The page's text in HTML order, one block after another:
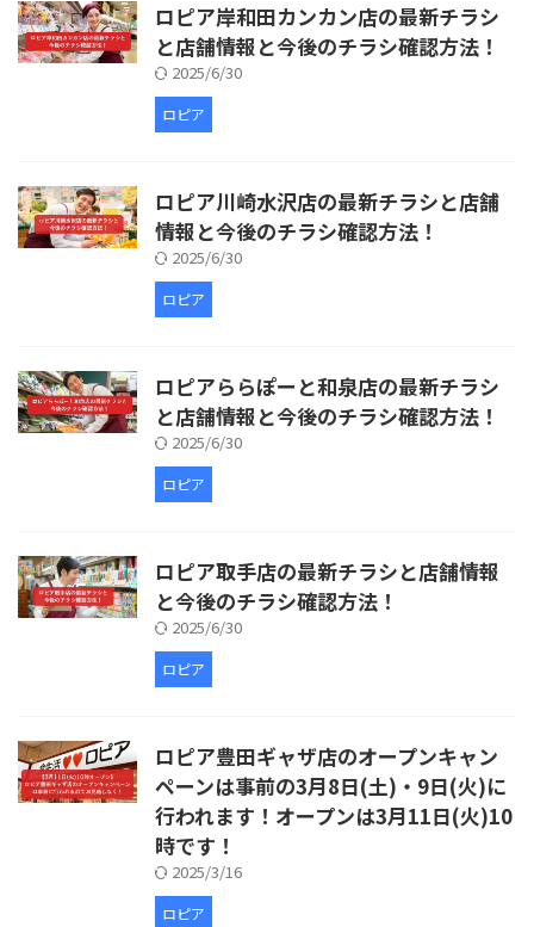
ロピア岸和田カンカン店の最新チラシ
と店舗情報と今後のチラシ確認方法！
2025/6/30
ロピア
ロピア川崎水沢店の最新チラシと店舗
情報と今後のチラシ確認方法！
2025/6/30
ロピア
ロピアららぽーと和泉店の最新チラシ
と店舗情報と今後のチラシ確認方法！
2025/6/30
ロピア
ロピア取手店の最新チラシと店舗情報
と今後のチラシ確認方法！
2025/6/30
ロピア
ロピア豊田ギャザ店のオープンキャン
ペーンは事前の3月8日(土)・9日(火)に
行われます！オープンは3月11日(火)10
時です！
2025/3/16
ロピア